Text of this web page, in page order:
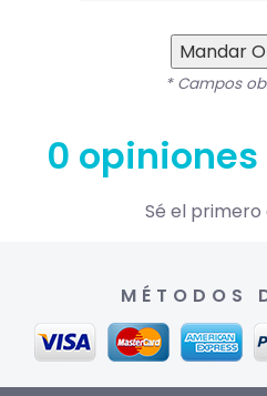
Mandar
* Campos
0
Sé el primero
MÉTODOS